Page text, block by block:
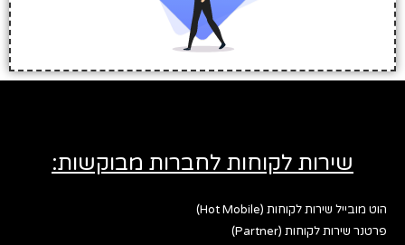
שירות לקוחות לחברות מבוקשות:
הוט מובייל שירות לקוחות (Hot Mobile)
פרטנר שירות לקוחות (Partner)